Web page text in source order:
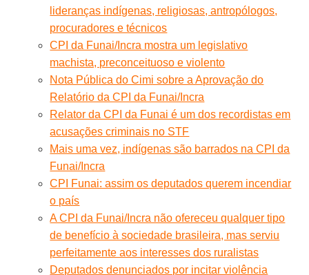
lideranças indígenas, religiosas, antropólogos,
procuradores e técnicos
CPI da Funai/Incra mostra um legislativo
machista, preconceituoso e violento
Nota Pública do Cimi sobre a Aprovação do
Relatório da CPI da Funai/Incra
Relator da CPI da Funai é um dos recordistas em
acusações criminais no STF
Mais uma vez, indígenas são barrados na CPI da
Funai/Incra
CPI Funai: assim os deputados querem incendiar
o país
A CPI da Funai/Incra não ofereceu qualquer tipo
de benefício à sociedade brasileira, mas serviu
perfeitamente aos interesses dos ruralistas
Deputados denunciados por incitar violência